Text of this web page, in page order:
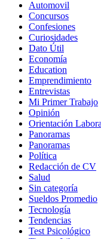
Automovil
Concursos
Confesiones
Curiosidades
Dato Útil
Economía
Education
Emprendimiento
Entrevistas
Mi Primer Trabajo
Opinión
Orientación
Panoramas
Panoramas
Política
Redacción de CV
Salud
Sin categoría
Sueldos Promedio
Tecnología
Tendencias
Test Psicológico